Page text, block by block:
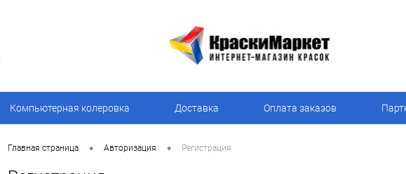
Компьютерная колеровка Доставка Оплата заказов
Главная страница • Авторизация • Регистрация